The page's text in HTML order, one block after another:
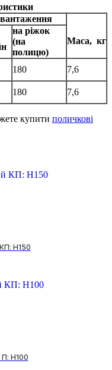
Маса, кг
на ріжок
(на
полицю)
180
7,6
180 7,6
купити поличкові
H150
H100